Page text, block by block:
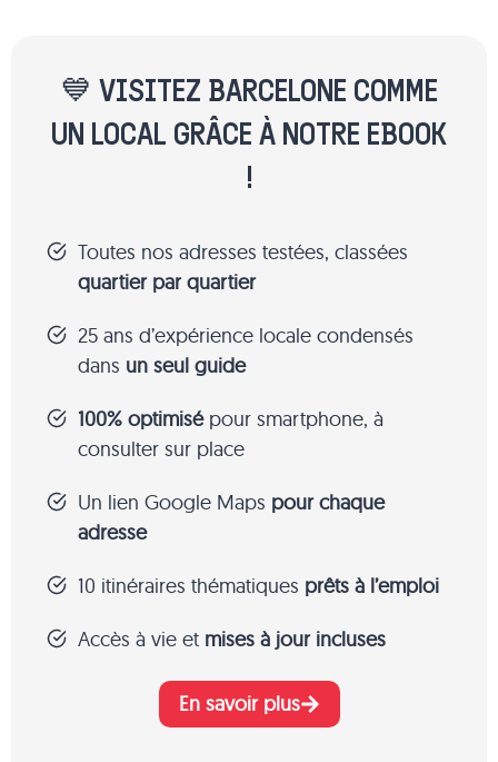
💙 VISITEZ BARCELONE COMME
UN LOCAL GRÂCE À NOTRE EBOOK
!
Toutes nos adresses testées, classées
quartier par quartier
25 ans d’expérience locale condensés
dans un seul guide
100% optimisépour smartphone, à
consulter sur place
Un lien Google Maps pour chaque
adresse
10 itinéraires thématiques prêts à l’emploi
Accès à vie et mises à jour incluses
En savoir plus